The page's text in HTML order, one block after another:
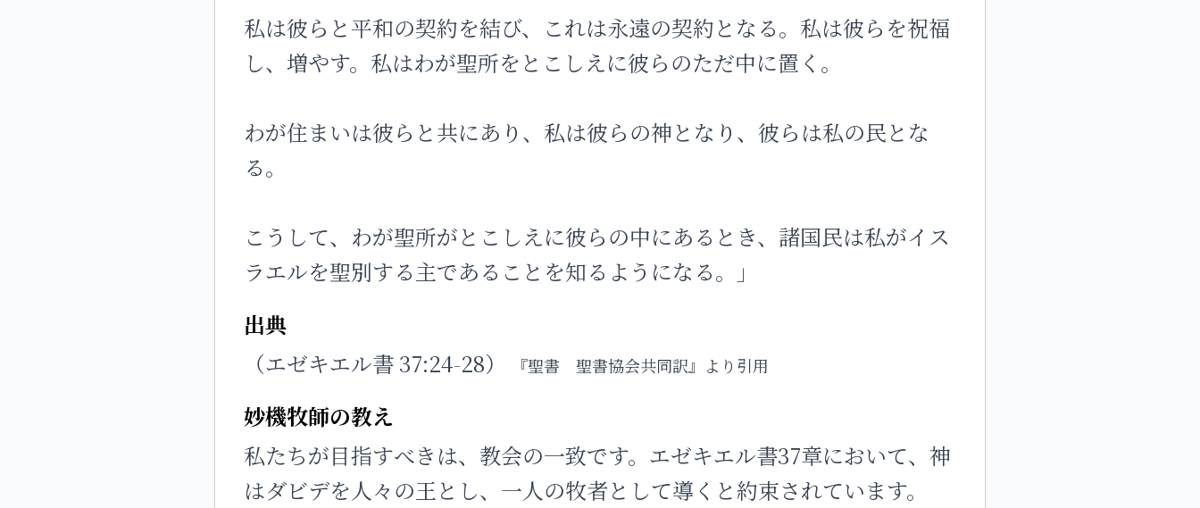
私は彼らと平和の契約を結び、これは永遠の契約となる。私は彼らを祝福
し、増やす。私はわが聖所をとこしえに彼らのただ中に置く。
わが住まいは彼らと共にあり、私は彼らの神となり、彼らは私の民とな
る。
こうして、わが聖所がとこしえに彼らの中にあるとき、諸国民は私がイス
ラエルを聖別する主であることを知るようになる。」
出典
（エゼキエル書 37:24-28）
『聖書 聖書協会共同訳』より引用
妙機牧師の教え
私たちが目指すべきは、教会の一致です。エゼキエル書37章において、神
はダビデを人々の王とし、一人の牧者として導くと約束されています。